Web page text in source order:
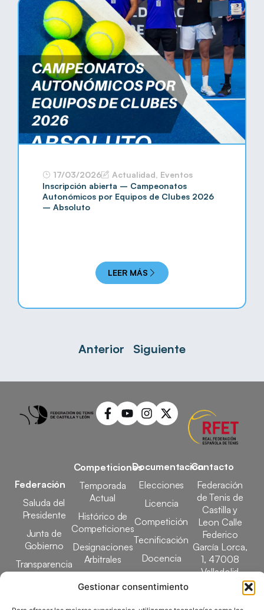
Gestionar consentimiento
17/03/2026 Actualidad, Eventos
Inscripción abierta – Campeonatos
Autonómicos por Equipos de Clubes 2026
– Absoluto
LEER MÁS
Anterior Siguiente
Federación
Saluda del
Presidente
Junta de
Gobierno
Transparencia
Competiciones
Temporada
Actual
Histórico de
Competiciones
Designaciones
Arbitrales
Documentación
Elecciones
Licencia
Competición
Tecnificación
Docencia
Contacto
Federación
de Tenis de
Castilla y
Leon Calle
Federico
García Lorca,
1, 47008
Valladolid